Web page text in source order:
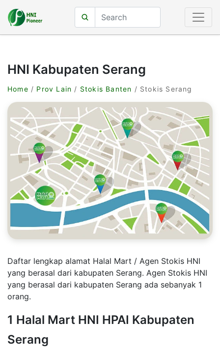
HNI Kabupaten Serang
Home / Prov Lain / Stokis Banten / Stokis Serang
Daftar lengkap alamat Halal Mart / Agen Stokis HNI
yang berasal dari kabupaten Serang. Agen Stokis HNI
yang berasal dari kabupaten Serang ada sebanyak 1
orang.
1 Halal Mart HNI HPAI Kabupaten
Serang